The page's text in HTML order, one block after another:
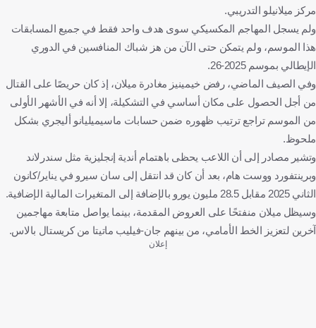
مركز ميلانيلو التدريبي.
ولم يسجل المهاجم المكسيكي سوى هدف واحد فقط في جميع المسابقات
هذا الموسم، ولم يتمكن حتى الآن من هز شباك المنافسين في الدوري
الإيطالي بموسم 2025-26.
وفي الصيف الماضي، رفض خيمينيز مغادرة ميلان، إذ كان حريصًا على القتال
من أجل الحصول على مكان أساسي في التشكيلة، إلا أنه في الأشهر الأولى
من الموسم تراجع ترتيب ظهوره ضمن حسابات ماسيميليانو أليجري بشكل
ملحوظ.
وتشير مصادر إلى أن اللاعب يحظى باهتمام أندية إنجليزية مثل سندرلاند
وبرينتفورد ووست هام، بعد أن كان قد انتقل إلى سان سيرو في يناير/كانون
الثاني 2025 مقابل 28.5 مليون يورو بالإضافة إلى المتغيرات المالية الإضافية.
وسيظل ميلان منفتحًا على العروض المقدمة، بينما يواصل متابعة مهاجمين
آخرين لتعزيز الخط الأمامي، من بينهم جان-فيليب ماتيتا من كريستال بالاس.
إعلان